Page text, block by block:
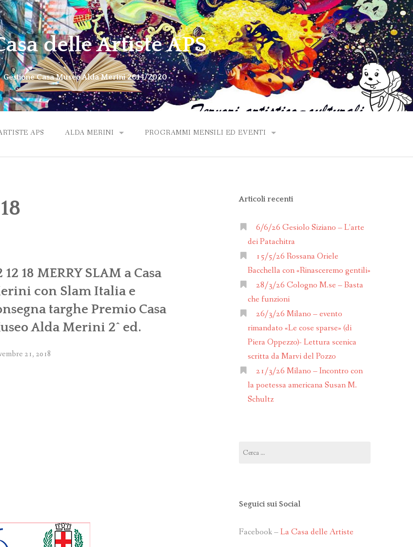
delle Artiste APS
Gestione Casa Museo Alda Merini 2014/2020
APS ALDA MERINI
ALDA VIDEO OMAGGIO
PROGRAMMI MENSILI ED EVENTI
ANNO 2020
12 18 MERRY SLAM a Casa
con Slam Italia e
targhe Premio Casa
Alda Merini 2^ ed.
21, 2018
Articoli recenti
6/6/26 Gesiolo Siziano – L’arte
dei Patachitra
15/5/26 Rossana Oriele
Bacchella con «Rinasceremo gentili»
28/3/26 Cologno M.se – Basta
che funzioni
26/3/26 Milano – evento
rimandato «Le cose sparse» (di
Piera Oppezzo)- Lettura scenica
scritta da Marvi del Pozzo
21/3/26 Milano – Incontro con
la poetessa americana Susan M.
Schultz
per:
Seguici sui Social
Facebook –La Casa delle Artiste